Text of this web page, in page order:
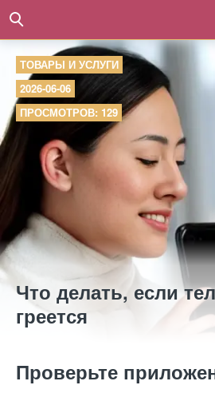
ТОВАРЫ И УСЛУГИ
2026-06-06
ПРОСМОТРОВ: 129
Что делать, если
греется
Проверьте